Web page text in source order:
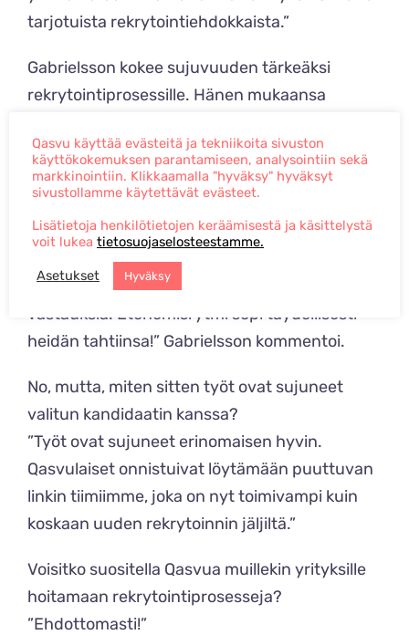
tarjotuista rekrytointiehdokkaista.”
Gabrielsson kokee sujuvuuden tärkeäksi
rekrytointiprosessille. Hänen mukaansa
positiivinen ja ratkaisukeskeinen tunnelma.
”Ensitapaamisemme jälkeen ei ollut
epäilystäkään siitä, ettemmekö löytäisi
huipputyyppiä Inton tiimiin! Rekrytointiprosessin
sujuvuus kokonaisuutena jäi mieleen. Aikataulut
pitivät ja kysymyksiin tuli todella nopeasti
vastauksia. Etenemisrytmi sopi täydellisesti
heidän tahtiinsa!” Gabrielsson kommentoi.
No, mutta, miten sitten työt ovat sujuneet
valitun kandidaatin kanssa?
”Työt ovat sujuneet erinomaisen hyvin.
Qasvulaiset onnistuivat löytämään puuttuvan
linkin tiimiimme, joka on nyt toimivampi kuin
koskaan uuden rekrytoinnin jäljiltä.”
Voisitko suositella Qasvua muillekin yrityksille
hoitamaan rekrytointiprosesseja?
”Ehdottomasti!”
Qasvu käyttää evästeitä ja tekniikoita sivuston
käyttökokemuksen parantamiseen, analysointiin sekä
markkinointiin. Klikkaamalla "hyväksy" hyväksyt
sivustollamme käytettävät evästeet.
Lisätietoja henkilötietojen keräämisestä ja käsittelystä
voit lukea tietosuojaselosteestamme.
Asetukset Hyväksy